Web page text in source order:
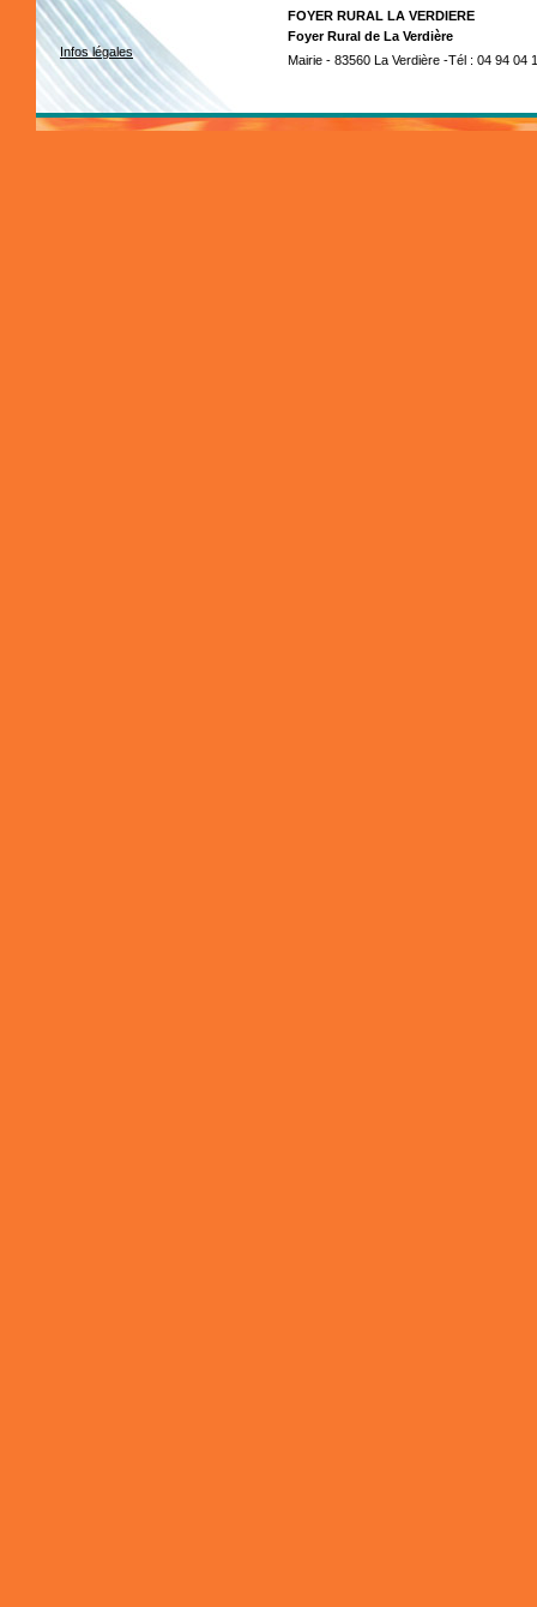
Infos légales
FOYER RURAL LA VERDIERE
Foyer Rural de La Verdière
Mairie - 83560 La Verdière -Tél : 04 94 04